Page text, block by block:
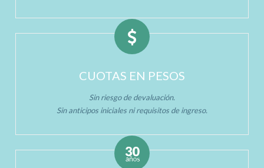
CUOTAS EN PESOS
Sin riesgo de devaluación.
Sin anticipos iniciales ni requisitos de ingreso.